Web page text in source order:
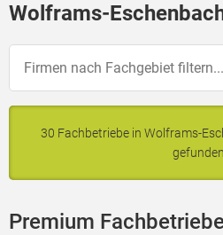
Wolframs-
30 Fachbetriebe in Wolframs-
gefunden
Premium